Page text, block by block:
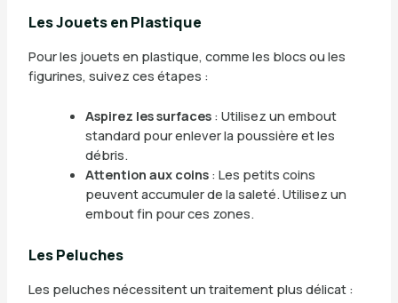
Les Jouets en Plastique
Pour les jouets en plastique, comme les blocs ou les
figurines, suivez ces étapes :
Aspirez les surfaces: Utilisez un embout
standard pour enlever la poussière et les
débris.
Attention aux coins: Les petits coins
peuvent accumuler de la saleté. Utilisez un
embout fin pour ces zones.
Les Peluches
Les peluches nécessitent un traitement plus délicat :